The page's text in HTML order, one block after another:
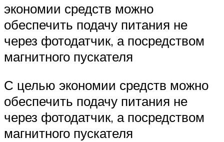
экономии средств можно
обеспечить подачу питания не
через фотодатчик, а посредством
магнитного пускателя
С целью экономии средств можно
обеспечить подачу питания не
через фотодатчик, а посредством
магнитного пускателя